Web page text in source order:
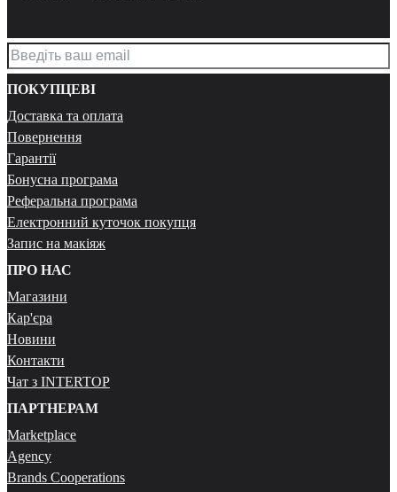
ПОКУПЦЕВІ
Доставка та оплата
Повернення
Гарантії
Бонусна програма
Реферальна програма
Електронний куточок покупця
Запис на макіяж
ПРО НАС
Магазини
Кар'єра
Новини
Контакти
Чат з INTERTOP
ПАРТНЕРАМ
Marketplace
Agency
Brands Cooperations